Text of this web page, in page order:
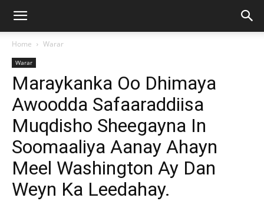
Home Warar
Warar
Maraykanka Oo Dhimaya
Awoodda Safaaraddiisa
Muqdisho Sheegayna In
Soomaaliya Aanay Ahayn
Meel Washington Ay Dan
Weyn Ka Leedahay.